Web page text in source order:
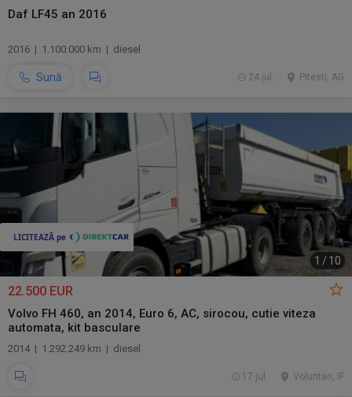
Daf LF45 an 2016
2016 | 1.100.000 km | diesel
Sună Pitesti, AG
24 jul.
1 / 10
22.500 EUR
Volvo FH 460, an 2014, Euro 6, AC, sirocou, cutie viteza
automata, kit basculare
2014 | 1.292.249 km | diesel
Voluntari, IF
17 jul.